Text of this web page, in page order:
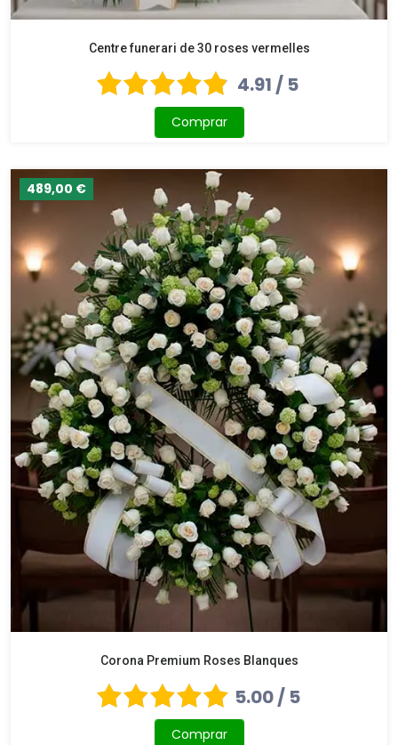
Centre funerari de 30 roses vermelles
4.91 / 5
Comprar
489,00 €
Corona Premium Roses Blanques
5.00 / 5
Comprar